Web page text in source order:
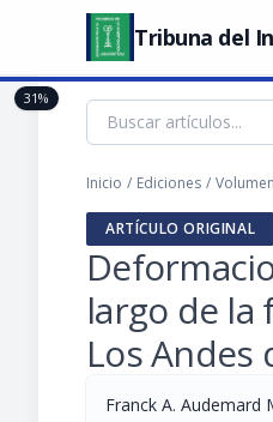
Tribuna del
Inicio / Ediciones /
ARTÍCULO ORIGINAL
largo de la
Los Andes
Franck A. Audemard
31%